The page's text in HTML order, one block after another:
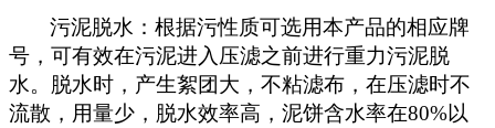
污泥脱水：根据污性质可选用本产品的相应牌
号，可有效在污泥进入压滤之前进行重力污泥脱
水。脱水时，产生絮团大，不粘滤布，在压滤时不
流散，用量少，脱水效率高，泥饼含水率在80%以